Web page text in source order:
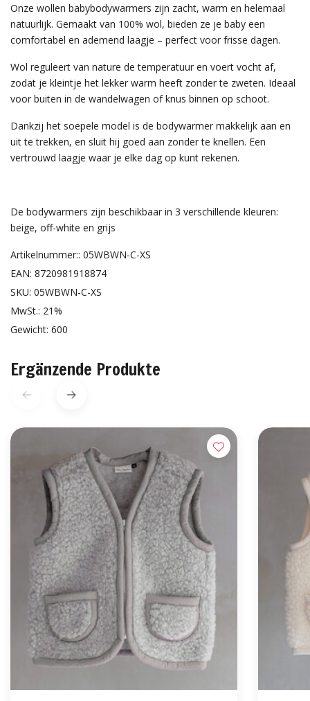
Onze wollen babybodywarmers zijn zacht, warm en helemaal
natuurlijk. Gemaakt van 100% wol, bieden ze je baby een
comfortabel en ademend laagje – perfect voor frisse dagen.
Wol reguleert van nature de temperatuur en voert vocht af,
zodat je kleintje het lekker warm heeft zonder te zweten. Ideaal
voor buiten in de wandelwagen of knus binnen op schoot.
Dankzij het soepele model is de bodywarmer makkelijk aan en
uit te trekken, en sluit hij goed aan zonder te knellen. Een
vertrouwd laagje waar je elke dag op kunt rekenen.
De bodywarmers zijn beschikbaar in 3 verschillende kleuren:
beige, off-white en grijs
Artikelnummer:: 05WBWN-C-XS
EAN: 8720981918874
SKU: 05WBWN-C-XS
MwSt.: 21%
Gewicht: 600
Ergänzende Produkte